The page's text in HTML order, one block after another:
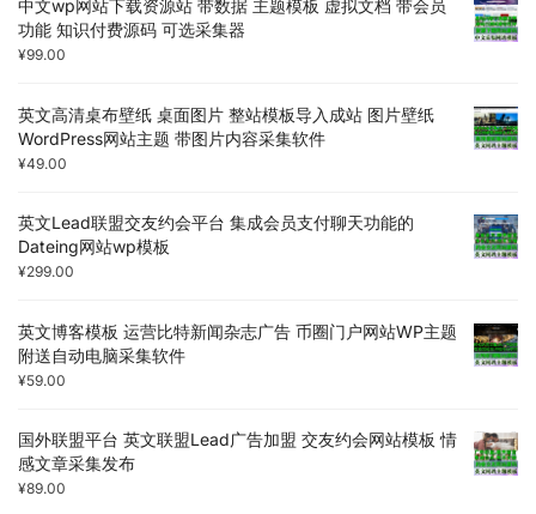
中文wp网站下载资源站 带数据 主题模板 虚拟文档 带会员
功能 知识付费源码 可选采集器
¥99.00
英文高清桌布壁纸 桌面图片 整站模板导入成站 图片壁纸
WordPress网站主题 带图片内容采集软件
¥49.00
英文Lead联盟交友约会平台 集成会员支付聊天功能的
Dateing网站wp模板
¥299.00
英文博客模板 运营比特新闻杂志广告 币圈门户网站WP主题
附送自动电脑采集软件
¥59.00
国外联盟平台 英文联盟Lead广告加盟 交友约会网站模板 情
感文章采集发布
¥89.00